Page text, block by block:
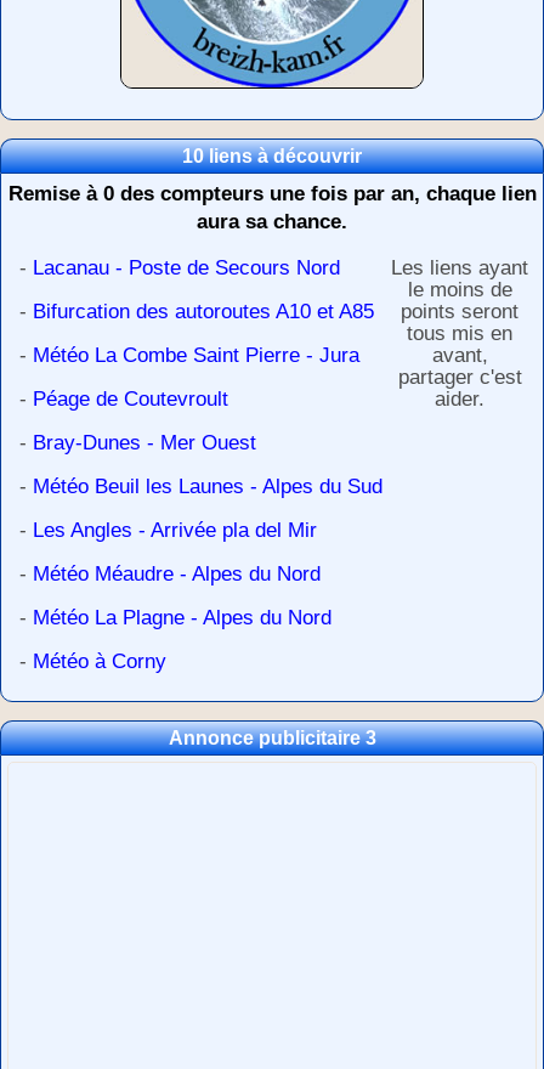
10 liens à découvrir
Remise à 0 des compteurs une fois par an, chaque lien
aura sa chance.
- Lacanau - Poste de Secours Nord
- Bifurcation des autoroutes A10 et A85
- Météo La Combe Saint Pierre - Jura
- Péage de Coutevroult
- Bray-Dunes - Mer Ouest
- Météo Beuil les Launes - Alpes du Sud
- Les Angles - Arrivée pla del Mir
- Météo Méaudre - Alpes du Nord
- Météo La Plagne - Alpes du Nord
- Météo à Corny
Les liens ayant
le moins de
points seront
tous mis en
avant,
partager c'est
aider.
Annonce publicitaire 3